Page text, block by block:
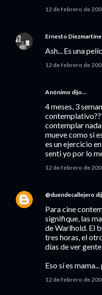
12 de febrero de
Ernesto
Ash... Es una
12 de febrero de
Anónimo dijo…
4 meses, 3
contemplar nada
mueve como si
es un ejercicio
senti yo por lo
12 de febrero de
@duendecallejero
Para cine
signifique, las
de Warlhold. El
tres horas, el
días de ver
Eso sí es
12 de febrero de